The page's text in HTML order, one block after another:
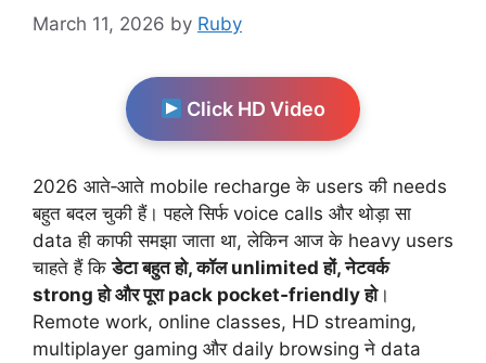
March 11, 2026 by Ruby
Click HD Video
2026 आते‑आते mobile recharge के users की needs
बहुत बदल चुकी हैं। पहले सिर्फ voice calls और थोड़ा सा
data ही काफी समझा जाता था, लेकिन आज के heavy users
चाहते हैं किडेटा बहुत हो, कॉल unlimited हों, नेटवर्क
strong हो और पूरा pack pocket‑friendly हो।
Remote work, online classes, HD streaming,
multiplayer gaming और daily browsing ने data